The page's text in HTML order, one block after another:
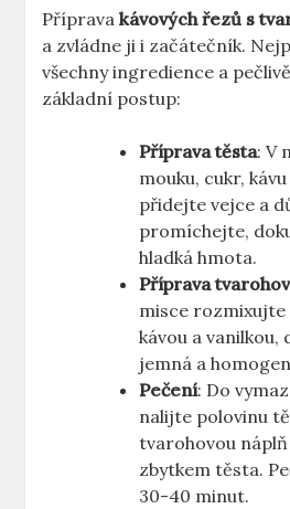
Přípravakávových řezů s
a zvládne ji i začátečník.
všechny ingredience a
základní postup:
Příprava těsta: V
mouku, cukr,
přidejte vejce a
promíchejte,
hladká hmota.
Příprava
misce
kávou a vanilkou,
jemná a
Pečení: Do
nalijte polovinu
tvarohovou
zbytkem těsta.
30-40 minut.